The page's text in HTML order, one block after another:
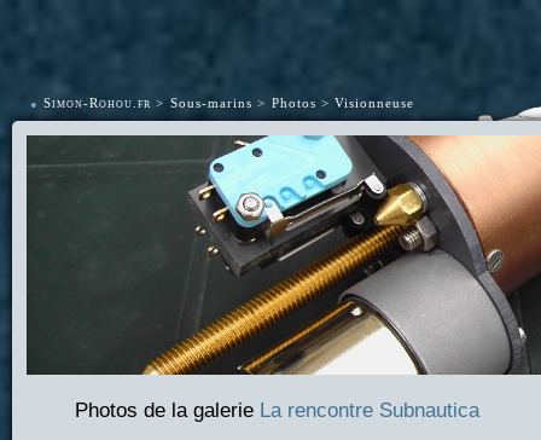
• Simon-Rohou.fr Sous-marins Photos Visionneuse
Photos de la galerie La rencontre Subnautica